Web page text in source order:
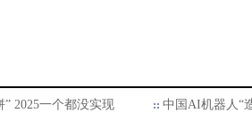
2025一个都没实现
中国AI机器人“